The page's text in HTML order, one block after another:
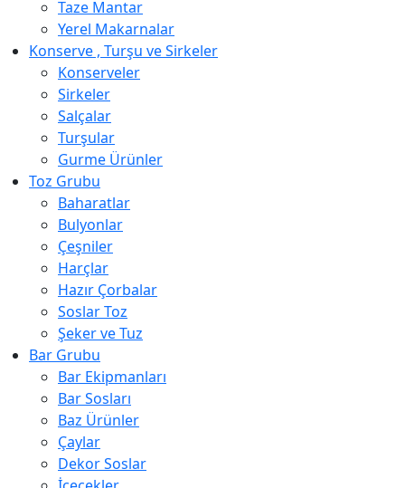
Taze Mantar
Yerel Makarnalar
Konserve , Turşu ve Sirkeler
Konserveler
Sirkeler
Salçalar
Turşular
Gurme Ürünler
Toz Grubu
Baharatlar
Bulyonlar
Çeşniler
Harçlar
Hazır Çorbalar
Soslar Toz
Şeker ve Tuz
Bar Grubu
Bar Ekipmanları
Bar Sosları
Baz Ürünler
Çaylar
Dekor Soslar